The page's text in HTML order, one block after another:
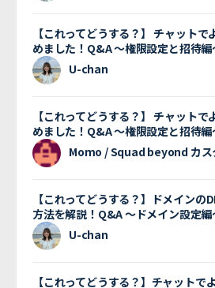
【これってどうする？】 チャット
めました！Q&A 〜権限設定と招待編
U-chan
【これってどうする？】 チャット
めました！Q&A 〜権限設定と招待編
Momo / Squad beyond カス
【これってどうする？】ドメインの
方法を解説！Q&A 〜ドメイン設定編
U-chan
【これってどうする？】チャットで